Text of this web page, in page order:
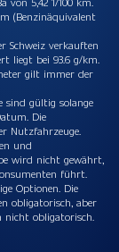
(Benzinäquivalent
Schweiz verkauften
liegt bei 93.6 g/km.
gilt immer der
sind gültig solange
Die
Nutzfahrzeuge.
und
wird nicht gewährt,
führt.
Optionen. Die
obligatorisch, aber
nicht obligatorisch.